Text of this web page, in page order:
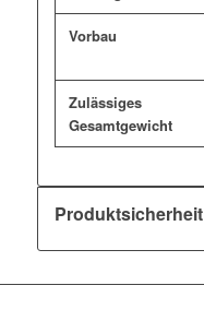
Vorbau
Zulässiges
Gesamtgewicht
Produktsicherheit